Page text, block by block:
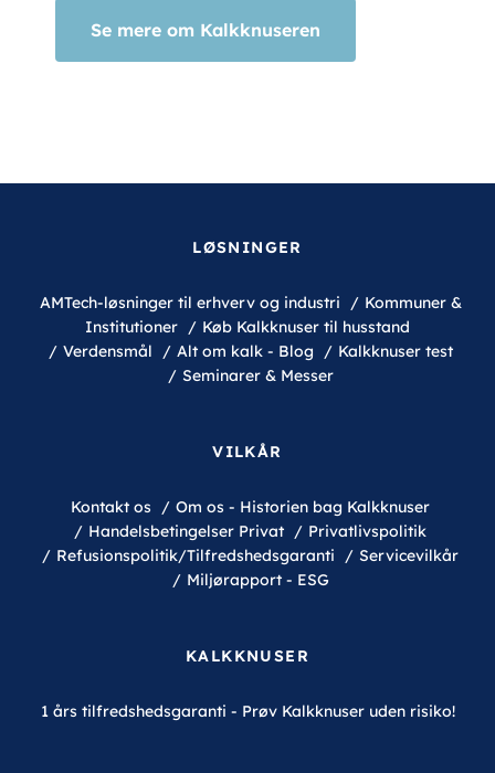
Se mere om Kalkknuseren
LØSNINGER
AMTech-løsninger til erhverv og industri
Kommuner &
Institutioner
Køb Kalkknuser til husstand
Verdensmål
Alt om kalk - Blog
Kalkknuser test
Seminarer & Messer
VILKÅR
Kontakt os
Om os - Historien bag Kalkknuser
Handelsbetingelser Privat
Privatlivspolitik
Refusionspolitik/Tilfredshedsgaranti
Servicevilkår
Miljørapport - ESG
KALKKNUSER
1 års tilfredshedsgaranti - Prøv Kalkknuser uden risiko!